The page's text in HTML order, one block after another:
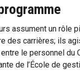
assument un rôle
des carrières; ils
le personnel du
de l’École de